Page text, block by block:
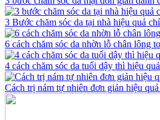
3 Bước chăm sóc da tại nhà hiệu quả
6 cách chăm sóc da nhờn lỗ chân lông
4 cách chăm sóc da tuổi dậy thì hiệu quả
Cách trị nám tự nhiên đơn giản hiệu quả